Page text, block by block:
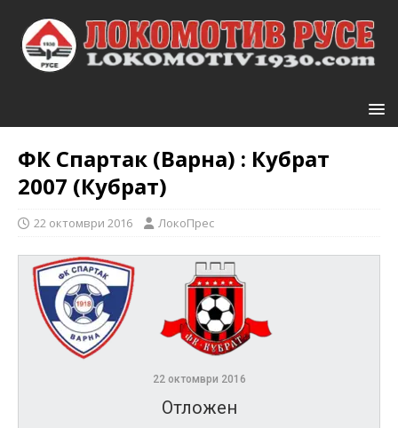
ФК Спартак (Варна) : Кубрат
2007 (Кубрат)
22 октомври 2016 ЛокоПрес
22 октомври 2016
Отложен